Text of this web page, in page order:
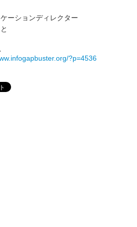
ーションディレクター
?p=4536